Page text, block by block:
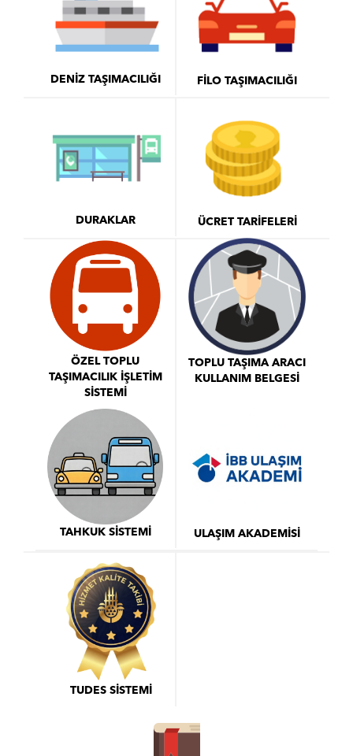
DENİZ TAŞIMACILIĞI FİLO TAŞIMACILIĞI
DURAKLAR ÜCRET TARİFELERİ
ÖZEL TOPLU
TAŞIMACILIK İŞLETİM
SİSTEMİ
TOPLU TAŞIMA ARACI
KULLANIM BELGESİ
TAHKUK SİSTEMİ ULAŞIM AKADEMİSİ
TUDES SİSTEMİ